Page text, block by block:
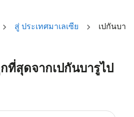
สู่ ประเทศมาเลเซีย
เปกันบา
ที่สุดจากเปกันบารูไป
งคุณ (ต้นทางและ/หรือปลายทาง) หรื